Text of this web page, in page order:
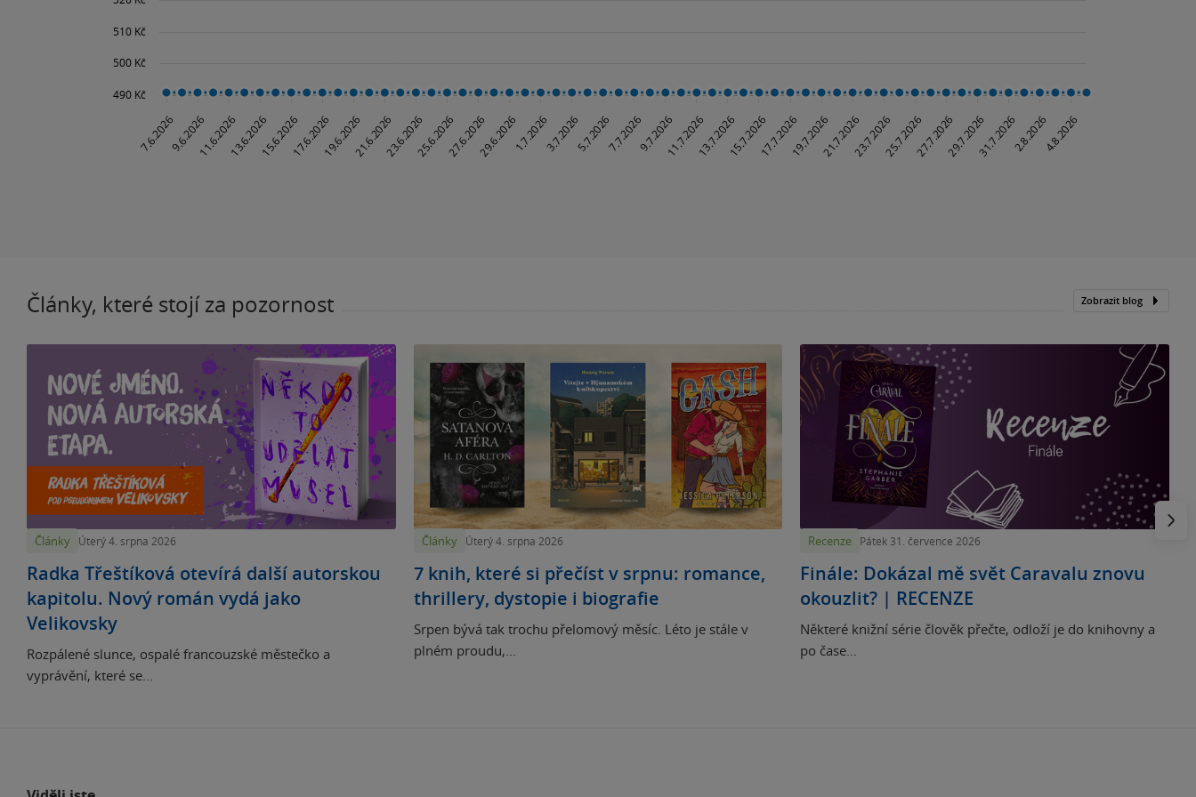
Články, které stojí za pozornost Zobrazit blog
Články Úterý 4. srpna 2026
Radka Třeštíková otevírá další autorskou
kapitolu. Nový román vydá jako
Velikovsky
Rozpálené slunce, ospalé francouzské městečko a
vyprávění, které se...
Články Úterý 4. srpna 2026
7 knih, které si přečíst v srpnu: romance,
thrillery, dystopie i biografie
Srpen bývá tak trochu přelomový měsíc. Léto je stále v
plném proudu,...
Recenze Pátek 31. července 2026
Finále: Dokázal mě svět Caravalu znovu
okouzlit? | RECENZE
Některé knižní série člověk přečte, odloží je do knihovny a
po čase...